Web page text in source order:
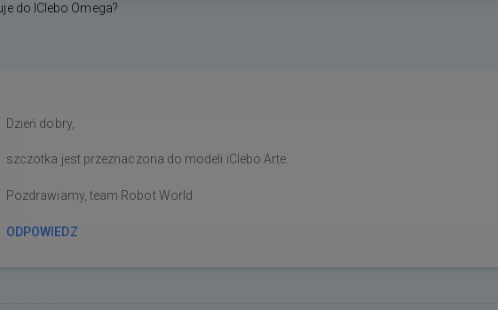
do IClebo Omega?
Dzień dobry,
szczotka jest przeznaczona do modeli iClebo Arte.
Pozdrawiamy, team Robot World
ODPOWIEDZ